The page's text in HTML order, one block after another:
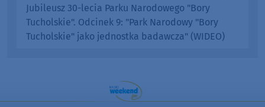
Jubileusz 30-lecia Parku Narodowego "Bory
Tucholskie". Odcinek 9: "Park Narodowy "Bory
Tucholskie" jako jednostka badawcza" (WIDEO)